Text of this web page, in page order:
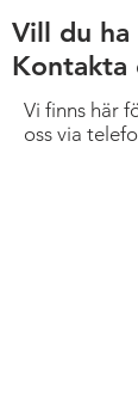
Vill du
Kontakta
Vi finns här
oss via